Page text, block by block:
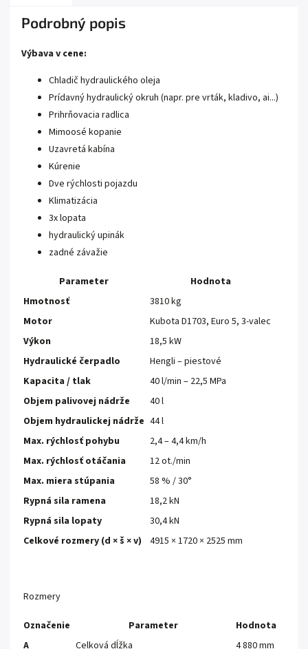
Podrobný popis
Výbava v cene:
Chladič hydraulického oleja
Prídavný hydraulický okruh (napr. pre vrták, kladivo, ai...)
Prihrňovacia radlica
Mimoosé kopanie
Uzavretá kabína
Kúrenie
Dve rýchlosti pojazdu
Klimatizácia
3x lopata
hydraulický upinák
zadné závažie
Parameter
Hodnota
Hmotnosť
3810 kg
Motor
Kubota D1703, Euro 5, 3-valec
Výkon
18,5 kW
Hydraulické čerpadlo
Hengli – piestové
Kapacita / tlak
40 l/min – 22,5 MPa
Objem palivovej nádrže
40 l
Objem hydraulickej nádrže 44 l
Max. rýchlosť pohybu
2,4 – 4,4 km/h
Max. rýchlosť otáčania
12 ot./min
Max. miera stúpania
58 % / 30°
Rypná sila ramena
18,2 kN
Rypná sila lopaty
30,4 kN
Celkové rozmery (d × š × v)
4915 × 1720 × 2525 mm
Rozmery
Označenie Parameter
Hodnota
A
Celková dĺžka 4 880 mm